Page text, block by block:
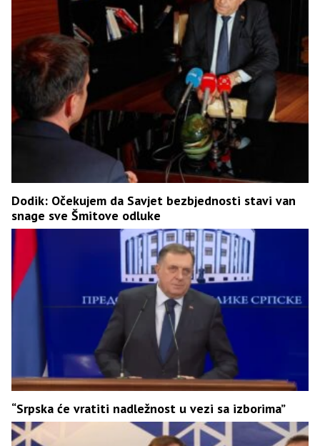
Dodik: Očekujem da Savjet bezbjednosti stavi van
snage sve Šmitove odluke
“Srpska će vratiti nadležnost u vezi sa izborima”